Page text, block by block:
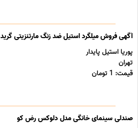
آگهی فروش میلگرد استیل ضد زنگ مارتنزیتی گرید 1.4122 (X39CrMo17-1)
پوریا استیل پایدار
تهران
قیمت: 1 تومان
صندلی سینمای خانگی مدل دلوکس رض کو